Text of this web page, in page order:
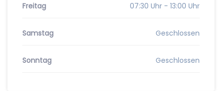
Freitag 07:30 Uhr - 13:00 Uhr
Samstag Geschlossen
Sonntag Geschlossen